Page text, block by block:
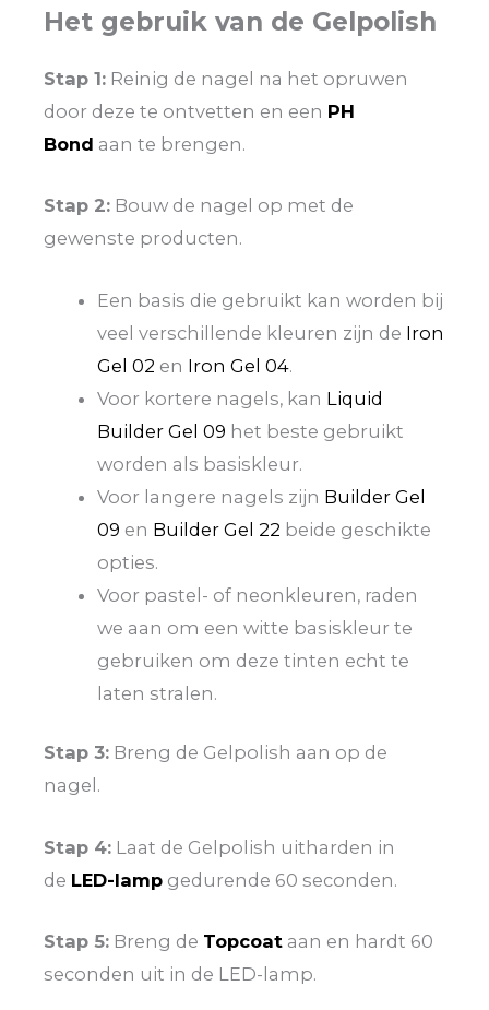
Het gebruik van de Gelpolish
Stap 1: Reinig de nagel na het opruwen
door deze te ontvetten en een PH
Bond aan te brengen.
Stap 2: Bouw de nagel op met de
gewenste producten.
Een basis die gebruikt kan worden bij
veel verschillende kleuren zijn de Iron
Gel 02 en Iron Gel 04.
Voor kortere nagels, kan Liquid
Builder Gel 09 het beste gebruikt
worden als basiskleur.
Voor langere nagels zijn Builder Gel
09 en Builder Gel 22 beide geschikte
opties.
Voor pastel- of neonkleuren, raden
we aan om een witte basiskleur te
gebruiken om deze tinten echt te
laten stralen.
Stap 3: Breng de Gelpolish aan op de
nagel.
Stap 4: Laat de Gelpolish uitharden in
de LED-lamp gedurende 60 seconden.
Stap 5: Breng de Topcoat aan en hardt 60
seconden uit in de LED-lamp.